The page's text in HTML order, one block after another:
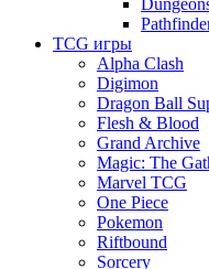
TCG игры
Alpha Clash
Digimon
Dragon Ball
Flesh & Blood
Grand Archive
Magic: The
Marvel TCG
One Piece
Pokemon
Riftbound
Sorcery